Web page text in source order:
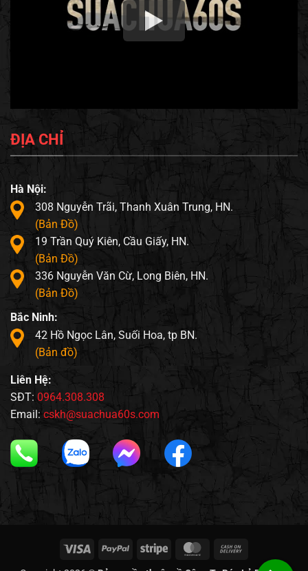
ĐỊA CHỈ
Hà Nội:
308 Nguyễn Trãi, Thanh Xuân Trung, HN.
(Bản Đồ)
19 Trần Quý Kiên, Cầu Giấy, HN.
(Bản Đồ)
336 Nguyễn Văn Cừ, Long Biên, HN.
(Bản Đồ)
Bắc Ninh:
42 Hồ Ngọc Lân, Suối Hoa, tp BN.
(Bản đồ)
Liên Hệ:
SĐT: 0964.308.308
Email: cskh@suachua60s.com
Visa PayPal Stripe MasterCard